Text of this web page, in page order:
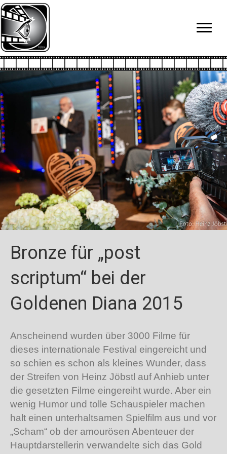
Bronze für „post
scriptum“ bei der
Goldenen Diana 2015
Anscheinend wurden über 3000 Filme für
dieses internationale Festival eingereicht und
so schien es schon als kleines Wunder, dass
der Streifen von Heinz Jöbstl auf Anhieb unter
die gesetzten Filme eingereiht wurde. Aber ein
wenig Humor und tolle Schauspieler machen
halt einen unterhaltsamen Spielfilm aus und vor
„Scham“ ob der amourösen Abenteuer der
Hauptdarstellerin verwandelte sich das Gold